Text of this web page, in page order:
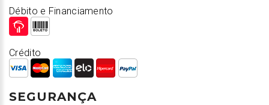
Débito e Financiamento
Crédito
SEGURANÇA